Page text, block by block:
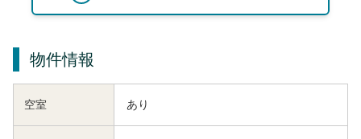
物件情報
空室 あり